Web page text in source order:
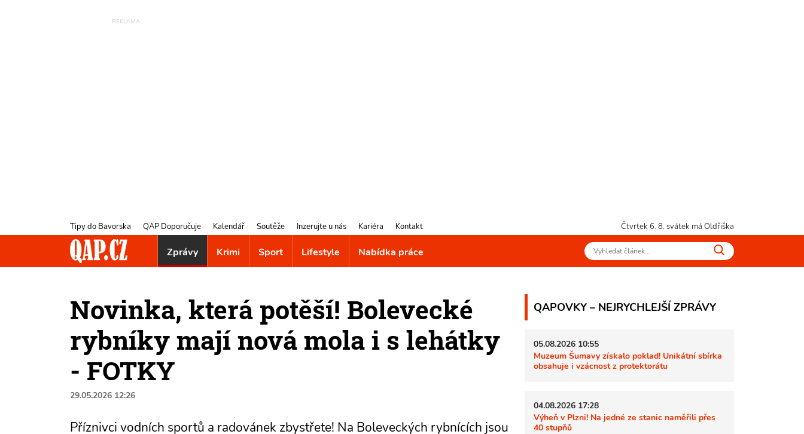
Tipy do Bavorska QAP Doporučuje Kalendář Soutěže Inzerujte u nás Kariéra Kontakt Čtvrtek 6. 8. svátek má Oldřiška
Zprávy Krimi Sport Lifestyle Nabídka práce
Novinka, která potěší! Bolevecké
rybníky mají nová mola i s lehátky
- FOTKY
29.05.2026 12:26
Příznivci vodních sportů a radovánek zbystřete! Na Boleveckých rybnících jsou
QAPOVKY – NEJRYCHLEJŠÍ ZPRÁVY
05.08.2026 10:55
Muzeum Šumavy získalo poklad! Unikátní sbírka
obsahuje i vzácnost z protektorátu
04.08.2026 17:28
Výheň v Plzni! Na jedné ze stanic naměřili přes
40 stupňů